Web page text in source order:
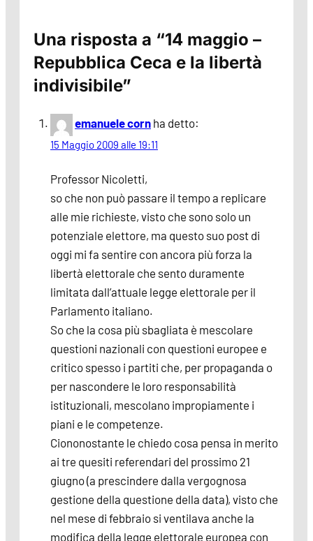
Una risposta a “14 maggio –
Repubblica Ceca e la libertà
indivisibile”
emanuele corn ha detto:
15 Maggio 2009 alle 19:11
Professor Nicoletti,
so che non può passare il tempo a replicare
alle mie richieste, visto che sono solo un
potenziale elettore, ma questo suo post di
oggi mi fa sentire con ancora più forza la
libertà elettorale che sento duramente
limitata dall’attuale legge elettorale per il
Parlamento italiano.
So che la cosa più sbagliata è mescolare
questioni nazionali con questioni europee e
critico spesso i partiti che, per propaganda o
per nascondere le loro responsabilità
istituzionali, mescolano impropiamente i
piani e le competenze.
Ciononostante le chiedo cosa pensa in merito
ai tre quesiti referendari del prossimo 21
giugno (a prescindere dalla vergognosa
gestione della questione della data), visto che
nel mese di febbraio si ventilava anche la
modifica della legge elettorale europea con